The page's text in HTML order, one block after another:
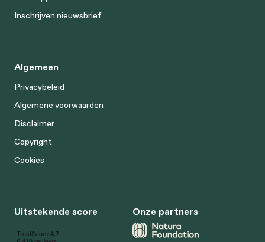
Inschrijven nieuwsbrief
Algemeen
Privacybeleid
Algemene voorwaarden
Disclaimer
Copyright
Cookies
Uitstekende score Onze partners